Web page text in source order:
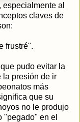
al
claves de
frustré".
pudo evitar la
la presión de ir
más
que su
no le produjo
"pegado" en el